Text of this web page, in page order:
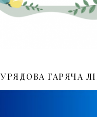
УРЯДОВА ГАРЯЧА